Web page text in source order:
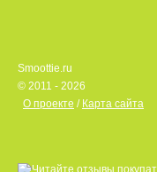
Smoottie.ru
© 2011 - 2026
О проекте / Карта сайта